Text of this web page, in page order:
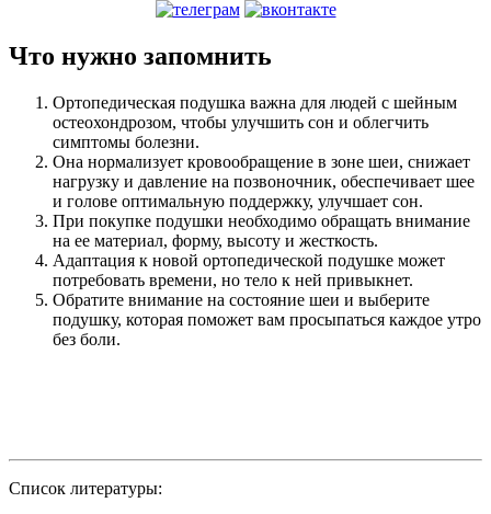
Что нужно запомнить
Ортопедическая подушка важна для людей с шейным
остеохондрозом, чтобы улучшить сон и облегчить
симптомы болезни.
Она нормализует кровообращение в зоне шеи, снижает
нагрузку и давление на позвоночник, обеспечивает шее
и голове оптимальную поддержку, улучшает сон.
При покупке подушки необходимо обращать внимание
на ее материал, форму, высоту и жесткость.
Адаптация к новой ортопедической подушке может
потребовать времени, но тело к ней привыкнет.
Обратите внимание на состояние шеи и выберите
подушку, которая поможет вам просыпаться каждое утро
без боли.
Список литературы: